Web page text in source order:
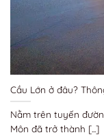
Cầu Lớn ở đâu?
Nằm trên tuyến
Môn đã trở thành [...]